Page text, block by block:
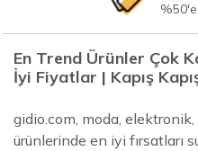
En Trend Ürünler Çok
İyi Fiyatlar | Kapış
gidio.com, moda,
ürünlerinde en iyi fırsatları